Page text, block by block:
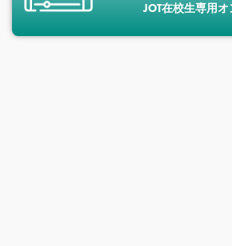
JOT在校生専用